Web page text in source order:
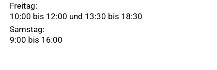
Freitag:
10:00 bis 12:00 und 13:30 bis 18:30
Samstag:
9:00 bis 16:00